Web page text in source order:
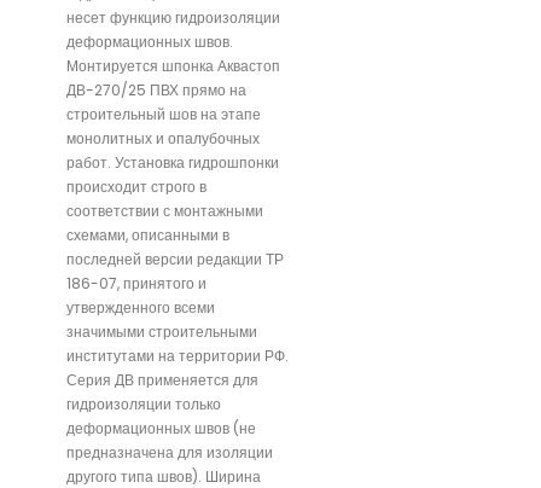
несет функцию гидроизоляции
деформационных швов.
Монтируется шпонка Аквастоп
ДВ-270/25 ПВХ прямо на
строительный шов на этапе
монолитных и опалубочных
работ. Установка гидрошпонки
происходит строго в
соответствии с монтажными
схемами, описанными в
последней версии редакции ТР
186-07, принятого и
утвержденного всеми
значимыми строительными
институтами на территории РФ.
Серия ДВ применяется для
гидроизоляции только
деформационных швов (не
предназначена для изоляции
другого типа швов). Ширина